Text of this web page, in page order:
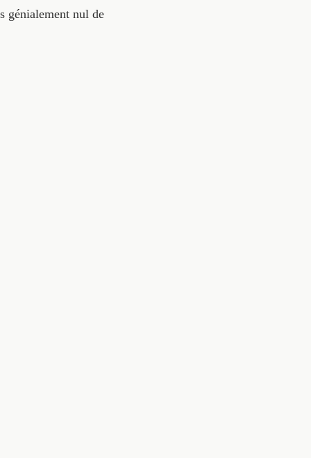
génialement nul de